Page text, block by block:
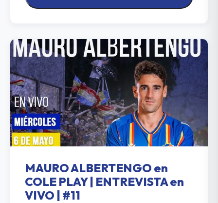
MAURO ALBERTENGO en
COLE PLAY | ENTREVISTA en
VIVO | #11